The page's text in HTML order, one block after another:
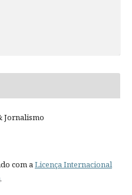
Jornalismo
com aLicença Internacional
.